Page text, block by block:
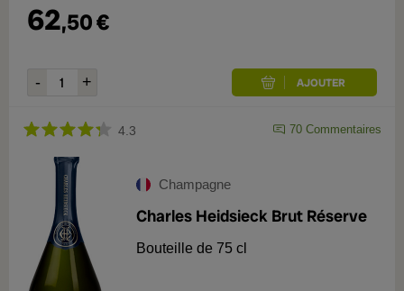
62,50€
4.3 70 Commentaires
Champagne
Charles Heidsieck Brut Réserve
Bouteille de 75 cl